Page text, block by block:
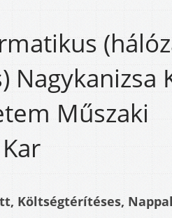
Műszaki
Költségtérítéses,